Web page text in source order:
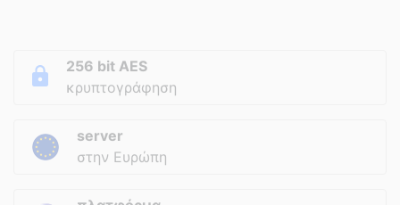
256 bit AES
κρυπτογράφηση
server
στην Ευρώπη